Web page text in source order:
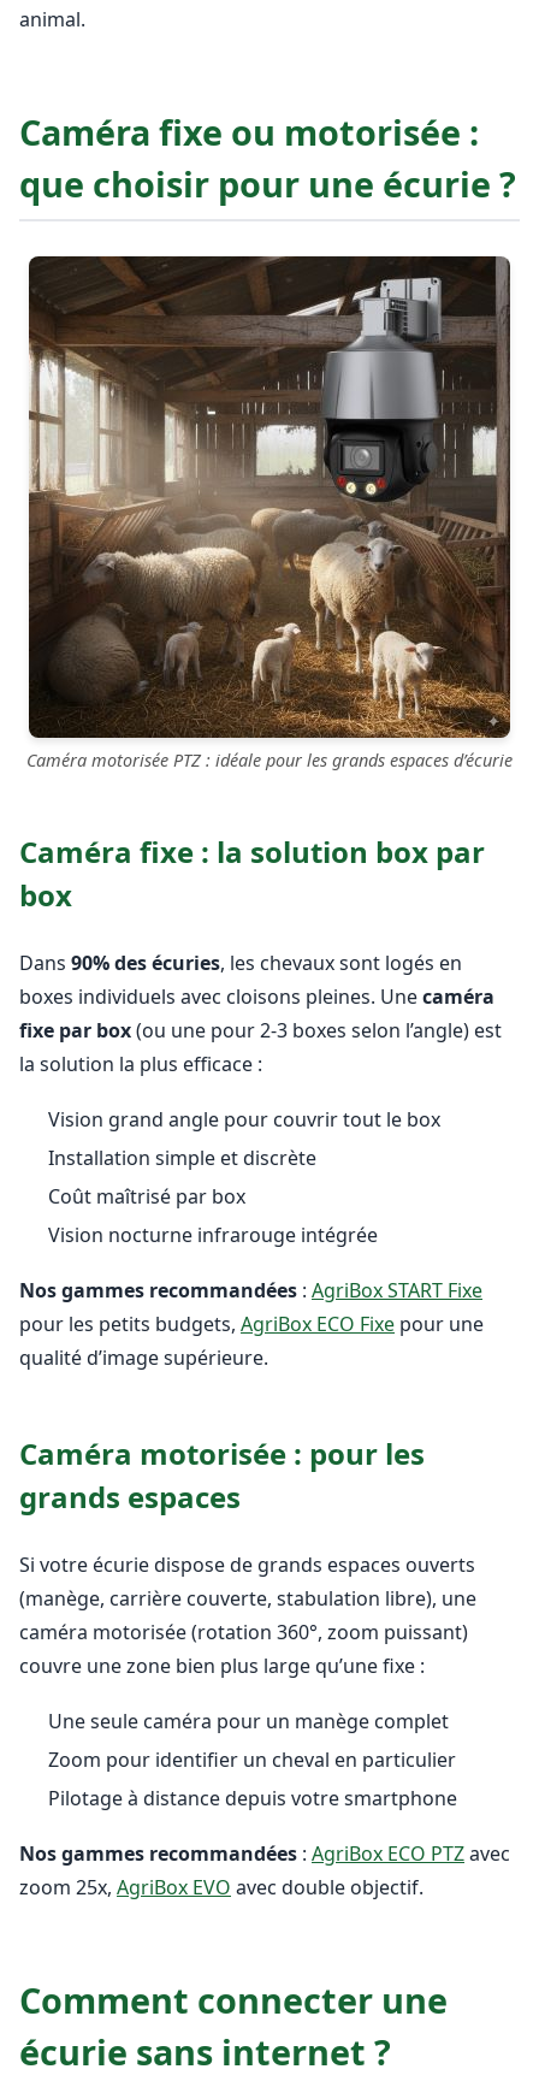
animal.
Caméra fixe ou motorisée :
que choisir pour une écurie ?
Caméra motorisée PTZ : idéale pour les grands espaces d’écurie
Caméra fixe : la solution box par
box
Dans 90% des écuries, les chevaux sont logés en
boxes individuels avec cloisons pleines. Unecaméra
fixe par box(ou une pour 2-3 boxes selon l’angle) est
la solution la plus efficace :
Vision grand angle pour couvrir tout le box
Installation simple et discrète
Coût maîtrisé par box
Vision nocturne infrarouge intégrée
Nos gammes recommandées : AgriBox START Fixe
pour les petits budgets, AgriBox ECO Fixe pour une
qualité d’image supérieure.
Caméra motorisée : pour les
grands espaces
Si votre écurie dispose de grands espaces ouverts
(manège, carrière couverte, stabulation libre), une
caméra motorisée (rotation 360°, zoom puissant)
couvre une zone bien plus large qu’une fixe :
Une seule caméra pour un manège complet
Zoom pour identifier un cheval en particulier
Pilotage à distance depuis votre smartphone
Nos gammes recommandées : AgriBox ECO PTZavec
zoom 25x, AgriBox EVO avec double objectif.
Comment connecter une
écurie sans internet ?